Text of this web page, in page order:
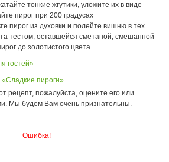
тонкие жгутики, уложите их в виде
пирог при 200 градусах
пирог из духовки и полейте вишню в тех
тестом, оставшейся сметаной, смешанной
до золотистого цвета.
гостей»
пироги»
рецепт, пожалуйста, оцените его или
Мы будем Вам очень признательны.
Ошибка!